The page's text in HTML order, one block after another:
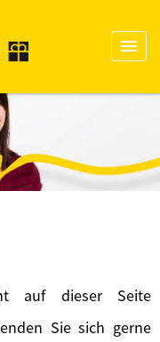
auf dieser Seite
Sie sich gerne